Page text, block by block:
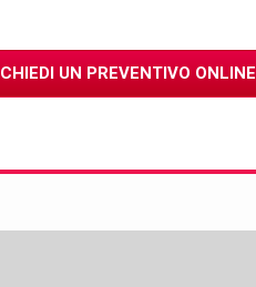
CHIEDI UN PREVENTIVO ONLINE